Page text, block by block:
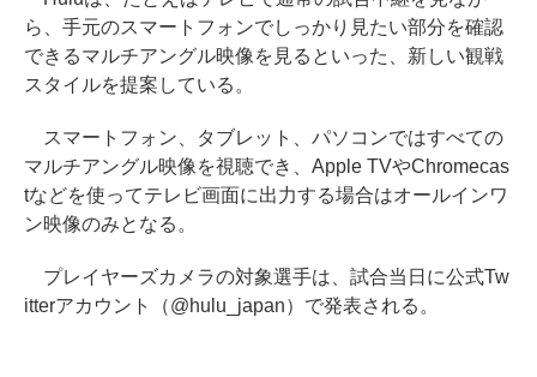
ら、手元のスマートフォンでしっかり見たい部分を確認
できるマルチアングル映像を見るといった、新しい観戦
スタイルを提案している。
スマートフォン、タブレット、パソコンではすべての
マルチアングル映像を視聴でき、Apple TVやChromecas
tなどを使ってテレビ画面に出力する場合はオールインワ
ン映像のみとなる。
プレイヤーズカメラの対象選手は、試合当日に公式Tw
itterアカウント（@hulu_japan）で発表される。